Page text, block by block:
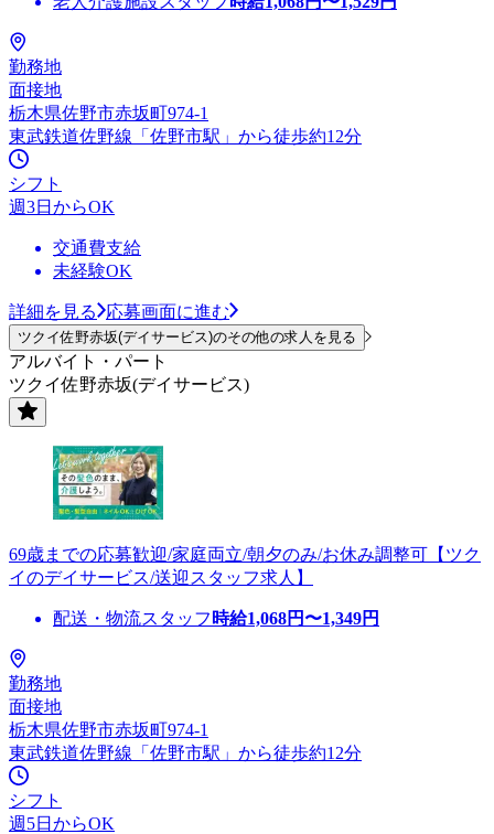
勤務地
面接地
栃木県佐野市赤坂町974-1
東武鉄道佐野線「佐野市駅」から徒歩約12分
シフト
週3日からOK
交通費支給
未経験OK
詳細を見る 応募画面に進む
ツクイ佐野赤坂(デイサービス)のその他の求人を見る
アルバイト・パート
ツクイ佐野赤坂(デイサービス)
69歳までの応募歓迎/家庭両立/朝夕のみ/お休み調整可【ツク
イのデイサービス/送迎スタッフ求人】
配送・物流スタッフ 時給1,068円〜1,349円
勤務地
面接地
栃木県佐野市赤坂町974-1
東武鉄道佐野線「佐野市駅」から徒歩約12分
シフト
週5日からOK